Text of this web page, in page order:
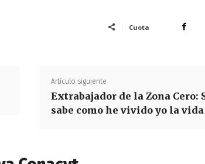
Cuota
Artículo siguiente
Extrabajador de la Zona Cero:
sabe como he vivido yo la vida